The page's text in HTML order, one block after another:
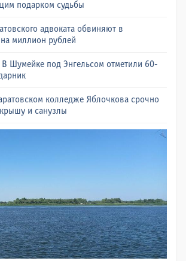
подарком судьбы
адвоката обвиняют в
миллион рублей
В Шумейке под Энгельсом отметили 60-
колледже Яблочкова срочно
и санузлы